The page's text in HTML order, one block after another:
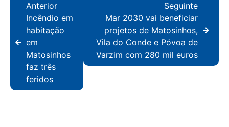
Anterior
Incêndio em
habitação
em
Matosinhos
faz três
feridos
Seguinte
Mar 2030 vai beneficiar
projetos de Matosinhos,
Vila do Conde e Póvoa de
Varzim com 280 mil euros